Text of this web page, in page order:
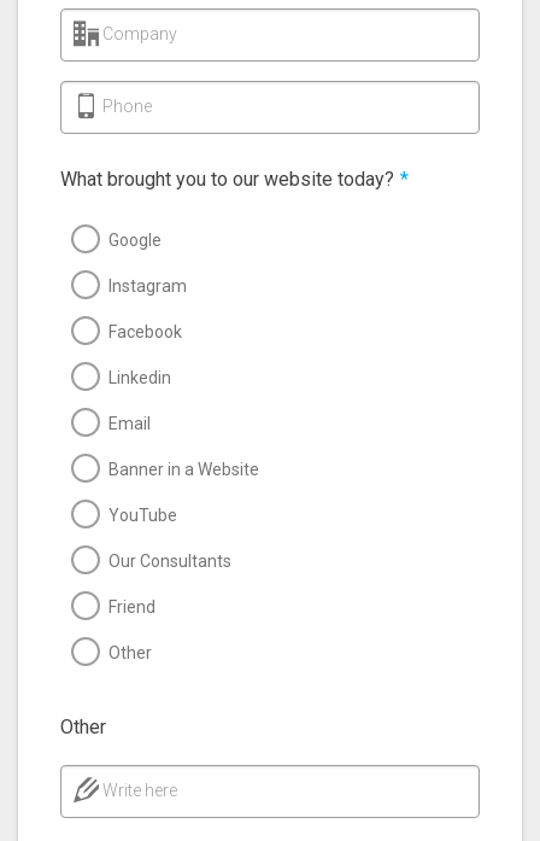
Company
Phone
What brought you to our website today? *
Google
Instagram
Facebook
Linkedin
Email
Banner in a Website
YouTube
Our Consultants
Friend
Other
Other
Write here